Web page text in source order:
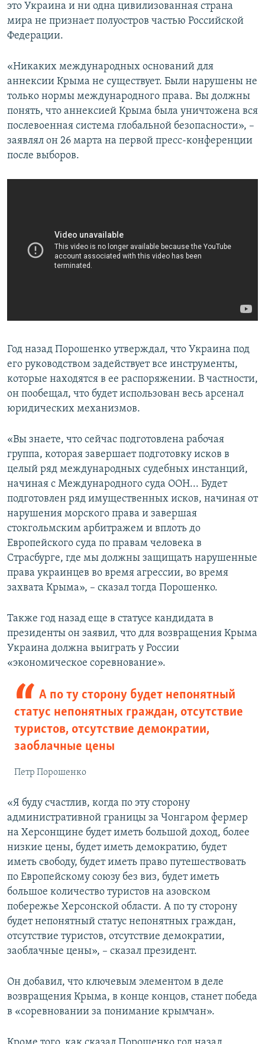
это Украина и ни одна цивилизованная страна
мира не признает полуостров частью Российской
Федерации.
«Никаких международных оснований для
аннексии Крыма не существует. Были нарушены не
только нормы международного права. Вы должны
понять, что аннексией Крыма была уничтожена вся
послевоенная система глобальной безопасности», –
заявлял он 26 марта на первой пресс-конференции
после выборов.
Год назад Порошенко утверждал, что Украина под
его руководством задействует все инструменты,
которые находятся в ее распоряжении. В частности,
он пообещал, что будет использован весь арсенал
юридических механизмов.
«Вы знаете, что сейчас подготовлена рабочая
группа, которая завершает подготовку исков в
целый ряд международных судебных инстанций,
начиная с Международного суда ООН... Будет
подготовлен ряд имущественных исков, начиная от
нарушения морского права и завершая
стокгольмским арбитражем и вплоть до
Европейского суда по правам человека в
Страсбурге, где мы должны защищать нарушенные
права украинцев во время агрессии, во время
захвата Крыма», – сказал тогда Порошенко.
Также год назад еще в статусе кандидата в
президенты он заявил, что для возвращения Крыма
Украина должна выиграть у России
«экономическое соревнование».
А по ту сторону будет непонятный
статус непонятных граждан, отсутствие
туристов, отсутствие демократии,
заоблачные цены
Петр Порошенко
«Я буду счастлив, когда по эту сторону
административной границы за Чонгаром фермер
на Херсонщине будет иметь большой доход, более
низкие цены, будет иметь демократию, будет
иметь свободу, будет иметь право путешествовать
по Европейскому союзу без виз, будет иметь
большое количество туристов на азовском
побережье Херсонской области. А по ту сторону
будет непонятный статус непонятных граждан,
отсутствие туристов, отсутствие демократии,
заоблачные цены», – сказал президент.
Он добавил, что ключевым элементом в деле
возвращения Крыма, в конце концов, станет победа
в «соревновании за понимание крымчан».